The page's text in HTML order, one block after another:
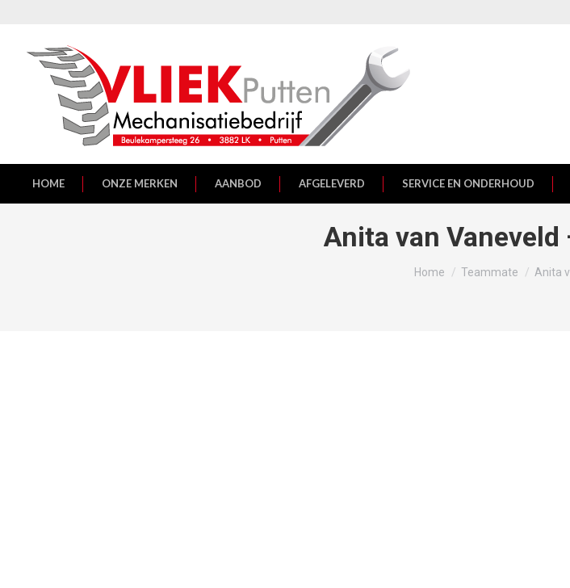
HOME ONZE MERKEN AANBOD AFGELEVERD SERVICE EN ONDERHOUD
Anita van Vaneveld
Je bent hier:
Home Teammate Anita